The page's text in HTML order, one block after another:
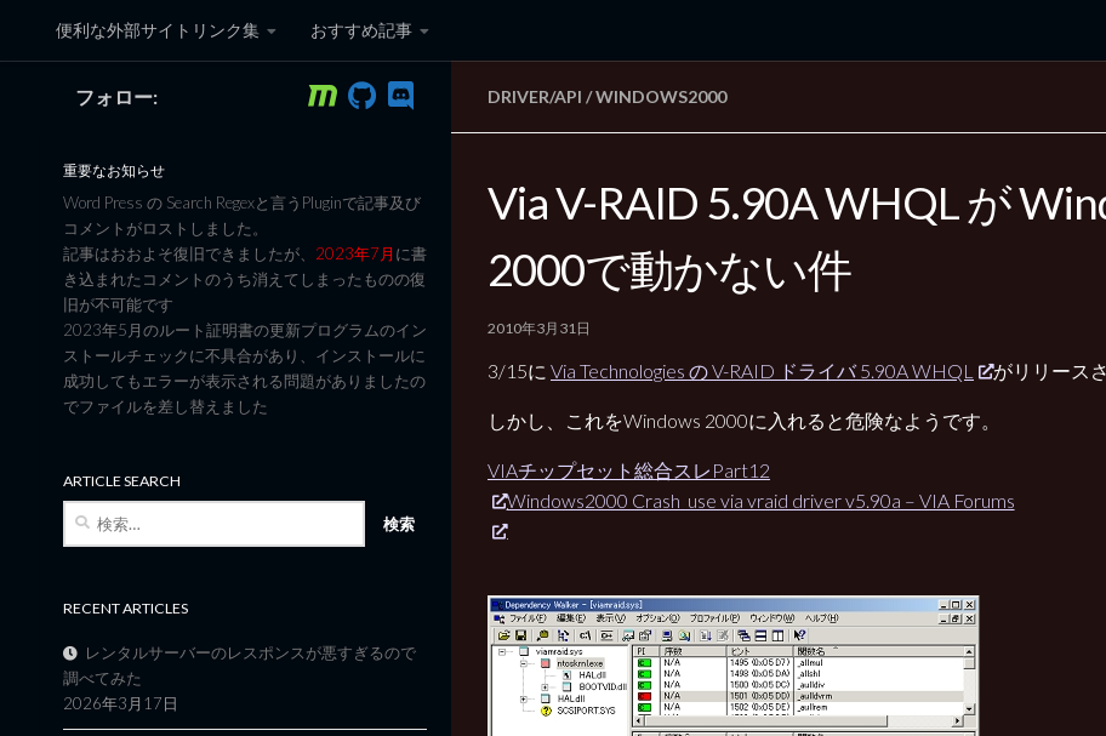
コンテンツへスキップ
便利な外部サイトリンク集 おすすめ記事
黒翼猫のコンピュータ日記 3rd Edition
DRIVER/API /WINDOWS2000
Via V-RAID 5.90A WHQL が
2000で動かない件
2010年3月31日
3/15に Via Technologies の V-RAID ドライバ 5.90A WHQL がリリース
しかし、これをWindows 2000に入れると危険なようです。
VIAチップセット総合スレPart12
Windows2000 Crash_use via vraid driver v5.90a – VIA Forums
フォロー:
重要なお知らせ
Word Press の Search Regexと言うPluginで記事及び
コメントがロストしました。
記事はおおよそ復旧できましたが、 2023年7月に書
き込まれたコメントのうち消えてしまったものの復
旧が不可能です
2023年5月のルート証明書の更新プログラムのイン
ストールチェックに不具合があり、インストールに
成功してもエラーが表示される問題がありましたの
でファイルを差し替えました
ARTICLE SEARCH
RECENT ARTICLES
レンタルサーバーのレスポンスが悪すぎるので
調べてみた
2026年3月17日